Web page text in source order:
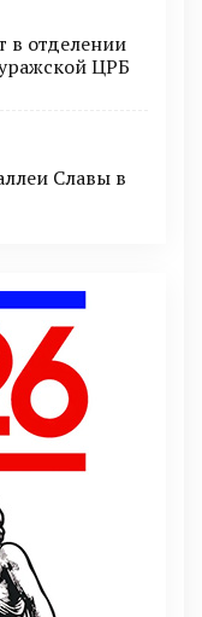
в отделении
ЦРБ
Славы в